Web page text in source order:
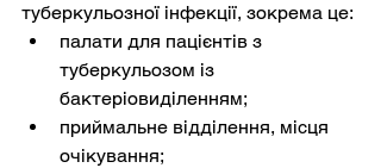
туберкульозної інфекції, зокрема це:
палати для пацієнтів з
туберкульозом із
бактеріовиділенням;
приймальне відділення, місця
очікування;